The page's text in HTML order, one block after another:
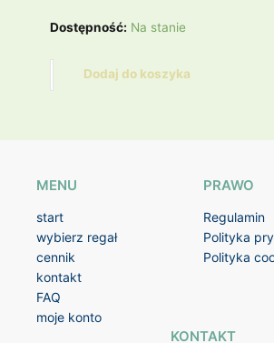
Dostępność: Na stanie
ilość
/
Dodaj do koszyka
MENU
start
wybierz regał
cennik
kontakt
FAQ
moje konto
PRAWO
Regulamin
Polityka
Polityka
KONTAKT